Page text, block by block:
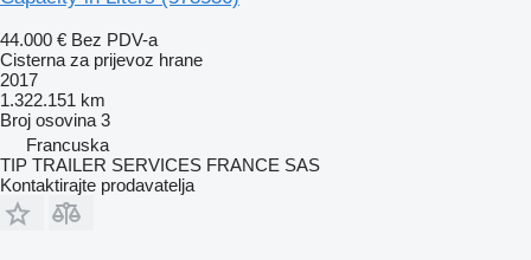
44.000 € Bez PDV-a
Cisterna za prijevoz hrane
2017
1.322.151 km
Broj osovina 3
Francuska
TIP TRAILER SERVICES FRANCE SAS
Kontaktirajte prodavatelja